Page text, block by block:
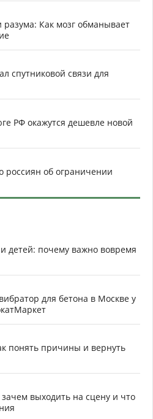
Как мозг обманывает
спутниковой связи для
РФ окажутся дешевле новой
об ограничении
детей: почему важно вовремя
для бетона в Москве у
понять причины и вернуть
выходить на сцену и что